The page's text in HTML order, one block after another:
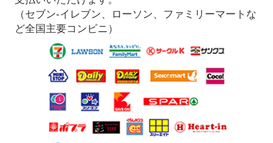
（セブン-イレブン、ローソン、ファミリーマートな
ど全国主要コンビニ）